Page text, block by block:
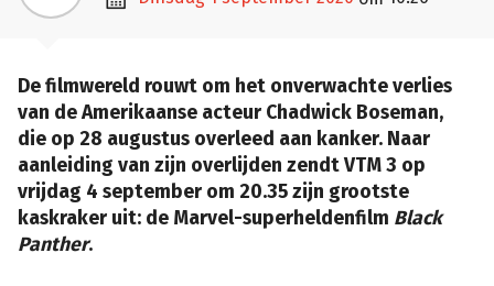
De filmwereld rouwt om het onverwachte verlies
van de Amerikaanse acteur Chadwick Boseman,
die op 28 augustus overleed aan kanker. Naar
aanleiding van zijn overlijden zendt VTM 3 op
vrijdag 4 september om 20.35 zijn grootste
kaskraker uit: de Marvel-superheldenfilm Black
Panther.